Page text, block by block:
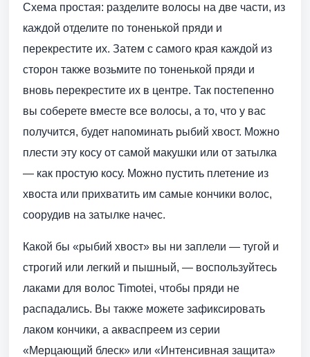
Схема простая: разделите волосы на две части, из
каждой отделите по тоненькой пряди и
перекрестите их. Затем с самого края каждой из
сторон также возьмите по тоненькой пряди и
вновь перекрестите их в центре. Так постепенно
вы соберете вместе все волосы, а то, что у вас
получится, будет напоминать рыбий хвост. Можно
плести эту косу от самой макушки или от затылка
— как простую косу. Можно пустить плетение из
хвоста или прихватить им самые кончики волос,
соорудив на затылке начес.
Какой бы «рыбий хвост» вы ни заплели — тугой и
строгий или легкий и пышный, — воспользуйтесь
лаками для волос Timotei, чтобы пряди не
распадались. Вы также можете зафиксировать
лаком кончики, а акваспреем из серии
«Мерцающий блеск» или «Интенсивная защита»